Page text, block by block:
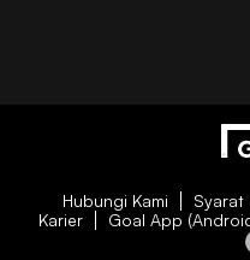
Hubungi Kami Syarat
Karier
Goal App